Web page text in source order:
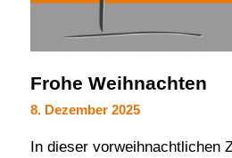
Frohe Weihnachten
8. Dezember 2025
In dieser vorweihnachtlichen